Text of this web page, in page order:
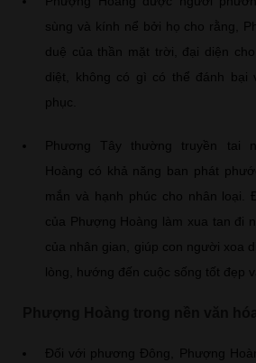
sùng và kính nể bởi họ cho rằng,
duệ của thần mặt trời, đại diện
diệt, không có gì có thể đánh bại
phục.
Phương Tây thường truyền tai
Hoàng có khả năng ban phát
mắn và hạnh phúc cho nhân loại.
của Phượng Hoàng làm xua tan đi
của nhân gian, giúp con người xoa
lòng, hướng đến cuộc sống tốt đẹp
Đối với phương Đông, Phượng